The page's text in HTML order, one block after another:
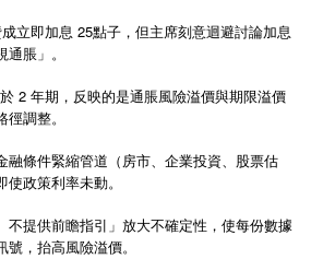
立即加息 25點子，但主席刻意迴避討論加息
脹」。
2 年期，反映的是通脹風險溢價與期限溢價
調整。
融條件緊縮管道（房市、企業投資、股票估
政策利率未動。
不提供前瞻指引」放大不確定性，使每份數據
，抬高風險溢價。